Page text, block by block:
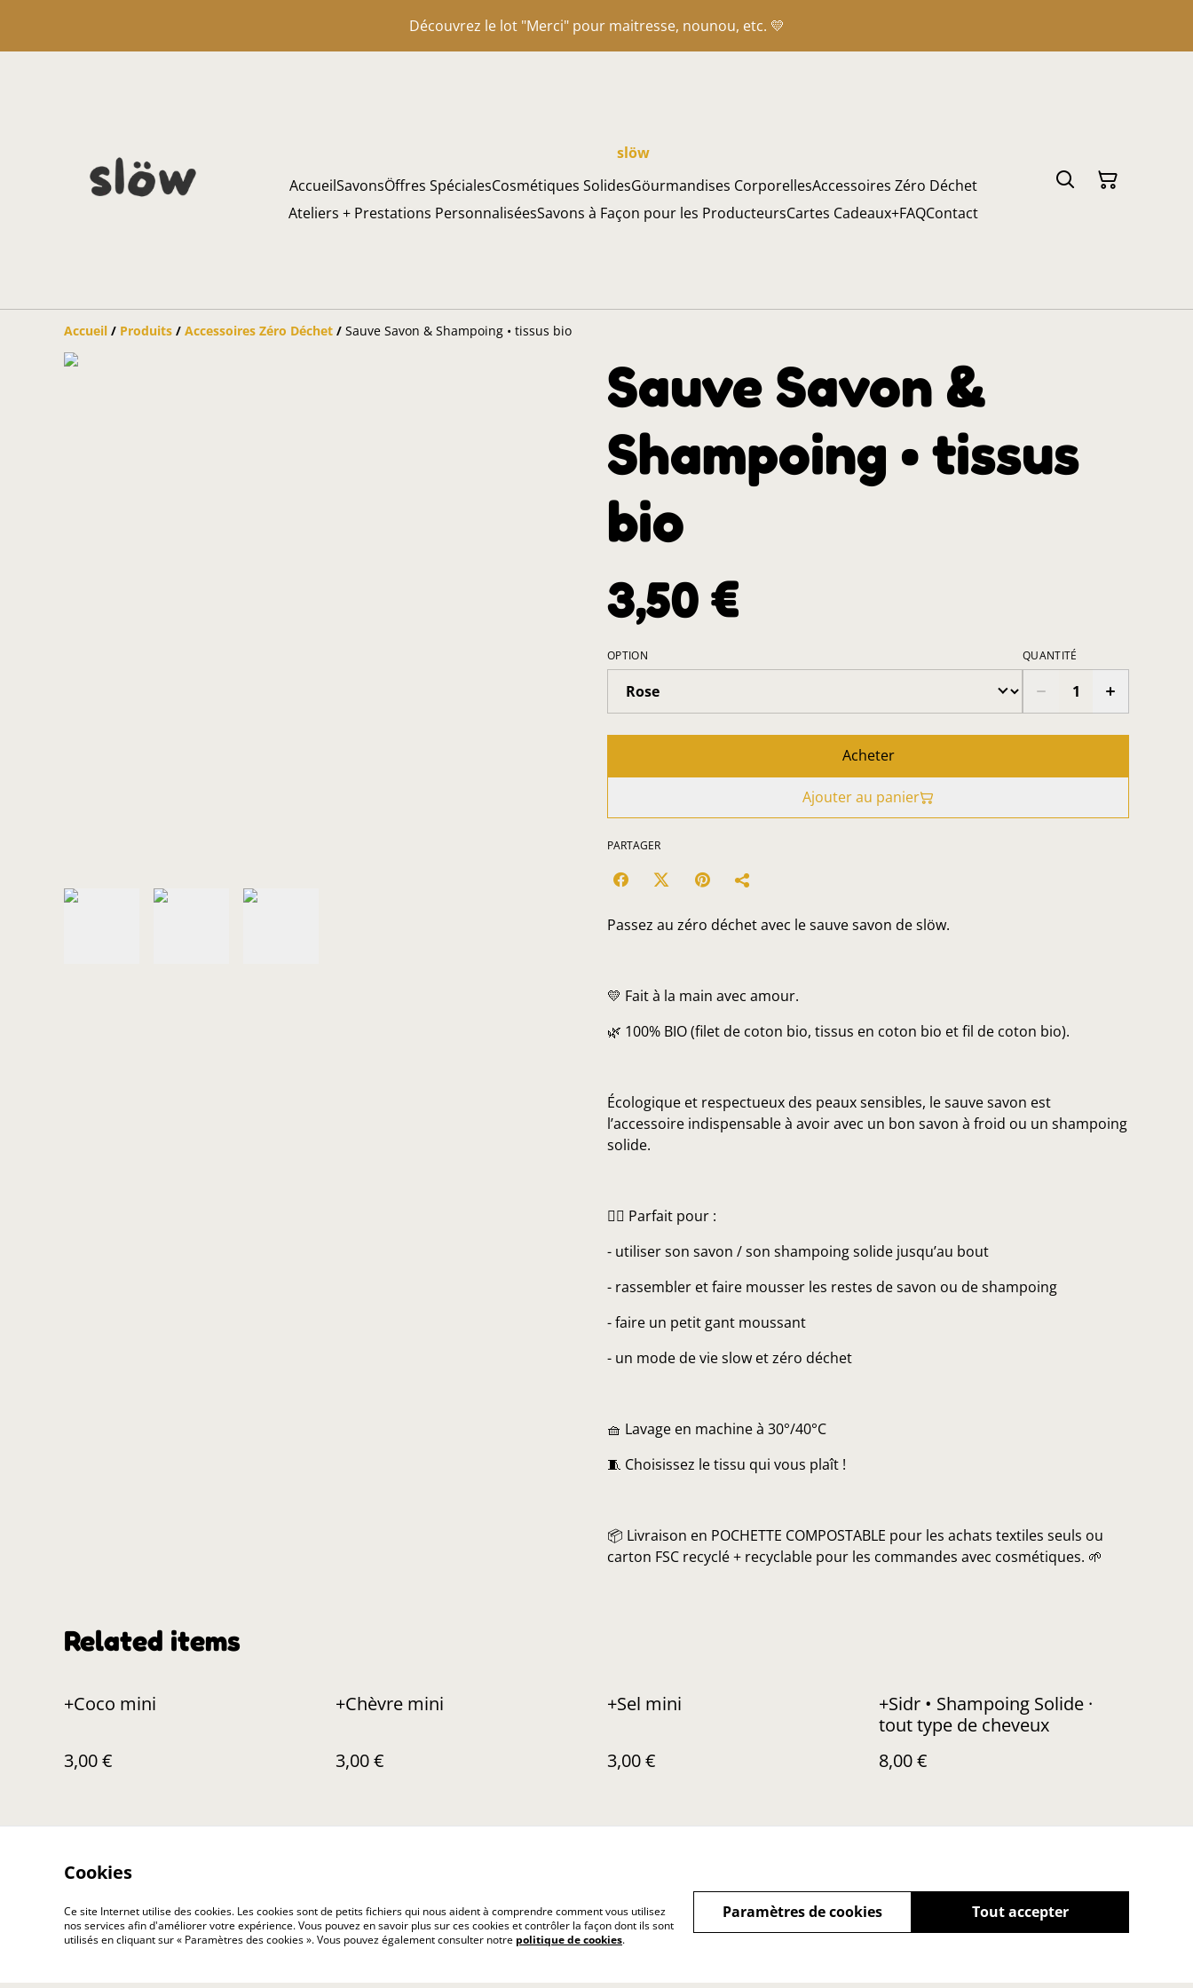
Découvrez le lot "Merci" pour maitresse, nounou, etc. 💛
slöw
AccueilSavonsÖffres SpécialesCosmétiques SolidesGöurmandises CorporellesAccessoires Zéro Déchet
Ateliers + Prestations PersonnaliséesSavons à Façon pour les ProducteursCartes Cadeaux+FAQContact
Accueil / Produits / Accessoires Zéro Déchet / Sauve Savon & Shampoing • tissus bio
Sauve Savon &
Shampoing • tissus
bio
3,50 €
OPTION QUANTITÉ
Acheter
Ajouter au panier
PARTAGER
Passez au zéro déchet avec le sauve savon de slöw.
💛 Fait à la main avec amour.
🌿 100% BIO (filet de coton bio, tissus en coton bio et fil de coton bio).
Écologique et respectueux des peaux sensibles, le sauve savon est
l’accessoire indispensable à avoir avec un bon savon à froid ou un shampoing
solide.
👌🏼 Parfait pour :
- utiliser son savon / son shampoing solide jusqu’au bout
- rassembler et faire mousser les restes de savon ou de shampoing
- faire un petit gant moussant
- un mode de vie slow et zéro déchet
🧺 Lavage en machine à 30°/40°C
🧵 Choisissez le tissu qui vous plaît !
📦 Livraison en POCHETTE COMPOSTABLE pour les achats textiles seuls ou
carton FSC recyclé + recyclable pour les commandes avec cosmétiques. 🌱
Related items
+Coco mini
3,00 €
+Chèvre mini
3,00 €
+Sel mini
3,00 €
+Sidr • Shampoing Solide ·
tout type de cheveux
8,00 €
Contact Us Legal Terms Privacy Policy
Exercer mon droit de
Cookies
Ce site Internet utilise des cookies. Les cookies sont de petits fichiers qui nous aident à comprendre comment vous utilisez
nos services afin d'améliorer votre expérience. Vous pouvez en savoir plus sur ces cookies et contrôler la façon dont ils sont
utilisés en cliquant sur « Paramètres des cookies ». Vous pouvez également consulter notre politique de cookies.
Tout accepter
Paramètres de cookies